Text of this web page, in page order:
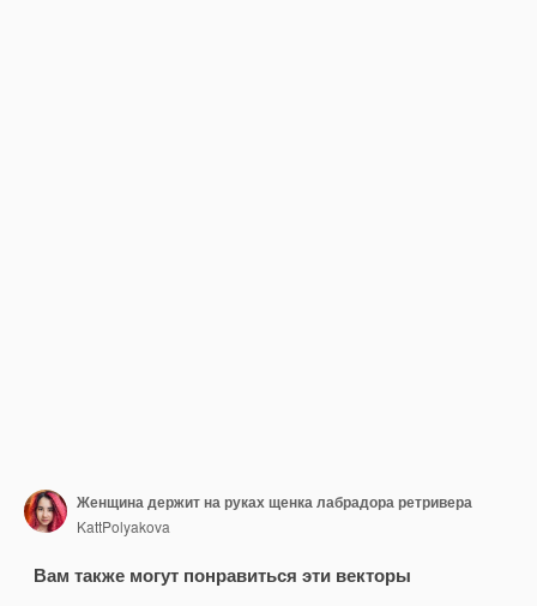
Женщина держит на руках щенка лабрадора ретривера
KattPolyakova
Вам также могут понравиться эти векторы